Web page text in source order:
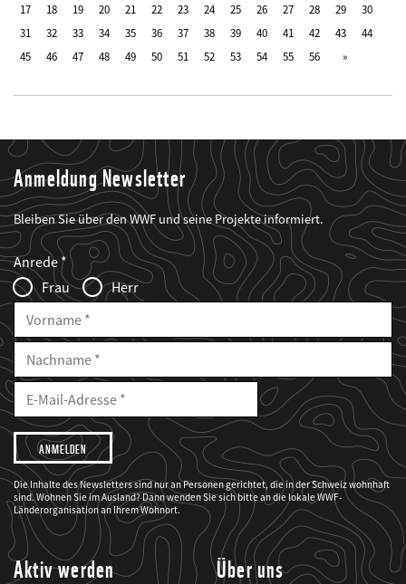
17
18 19 20 21 22 23 24 25 26 27 28 29
30
31
32 33 34 35 36 37 38 39 40 41 42 43
44
45
46 47 48 49 50 51 52 53 54 55 56
Anmeldung Newsletter
Bleiben Sie über den WWF und seine Projekte informiert.
Web2Case
Infofelder
Fieldset
anrede_name
Anrede
Frau
Herr
Vorname
Nachname
E-
Mailadresse
E-
Adresse
Ich
möchte,
dass
der
WWF
mich
über
seine
Projekte
informiert.
Die Inhalte des Newsletters sind nur an Personen gerichtet, die in der Schweiz wohnhaft
sind. Wohnen Sie im Ausland? Dann wenden Sie sich bitte an die lokale WWF-
Länderorganisation an Ihrem Wohnort.
Aktiv werden Über uns